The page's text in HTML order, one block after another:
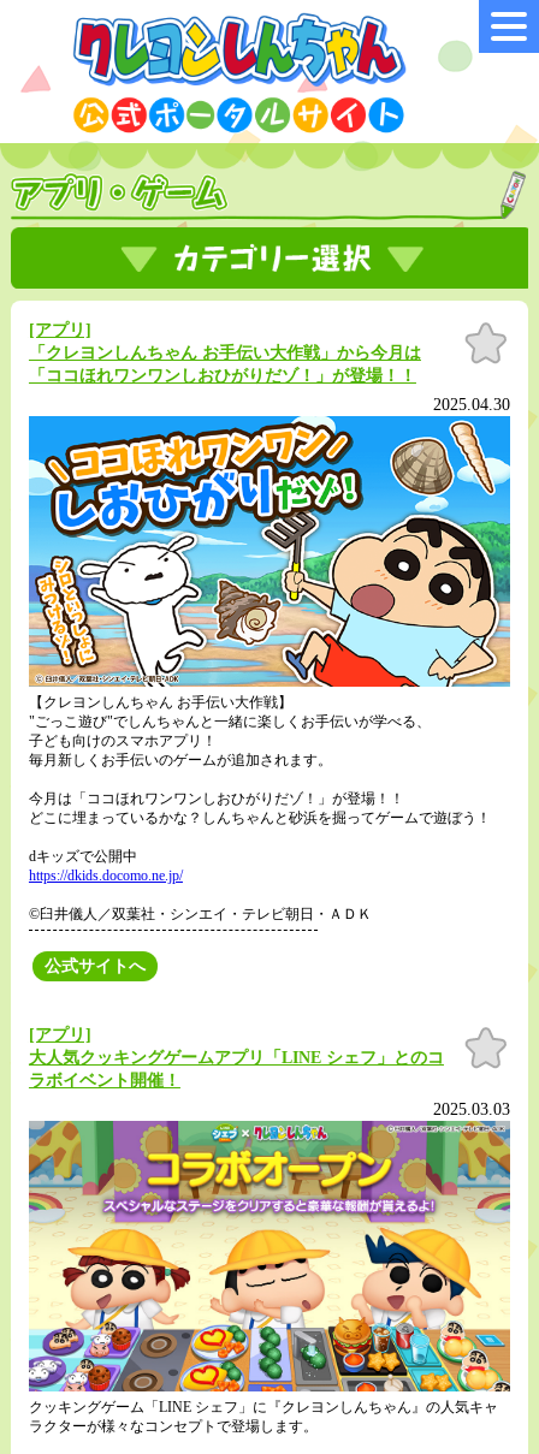
[アプリ]
「クレヨンしんちゃん お手伝い大作戦」から今月は
「ココほれワンワンしおひがりだゾ！」が登場！！
お気
に入
2025.04.30
【クレヨンしんちゃん お手伝い大作戦】
"ごっこ遊び"でしんちゃんと一緒に楽しくお手伝いが学べる、
子ども向けのスマホアプリ！
毎月新しくお手伝いのゲームが追加されます。
今月は「ココほれワンワンしおひがりだゾ！」が登場！！
どこに埋まっているかな？しんちゃんと砂浜を掘ってゲームで遊ぼう！
dキッズで公開中
https://dkids.docomo.ne.jp/
©臼井儀人／双葉社・シンエイ・テレビ朝日・ＡＤＫ
公式サイトへ
[アプリ]
大人気クッキングゲームアプリ「LINE シェフ」とのコ
ラボイベント開催！
お気
に入
2025.03.03
クッキングゲーム「LINE シェフ」に『クレヨンしんちゃん』の人気キャ
ラクターが様々なコンセプトで登場します。